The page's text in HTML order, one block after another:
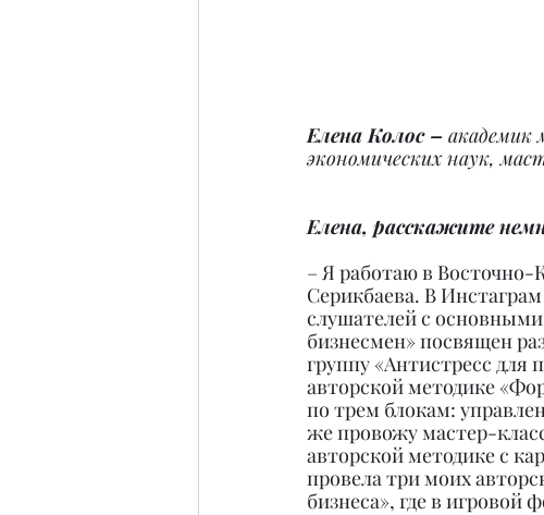
Елена Колос – академик
экономических наук,
Елена, расскажите
– Я работаю в Восточно-
Серикбаева. В
слушателей с
бизнесмен» посвящен
группу «Антистресс для
авторской методике
по трем блокам:
же провожу мастер-
авторской методике с
провела три моих
бизнеса», где в игровой